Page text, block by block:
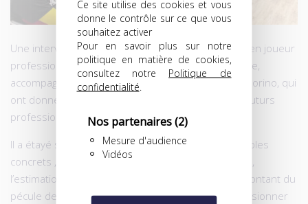
Ce site utilise des cookies et vous
donne le contrôle sur ce que vous
souhaitez activer
Pour en savoir plus sur notre
politique en matière de cookies,
consultez notre Politique de
confidentialité
Nos partenaires(2)
Mesure d'audience
Vidéos
Une intervention réalisée par Olivier Bogaczyk, ancien joueur
professionnel et conseiller en gestion de patrimoine,
accompagné par notre délégué régional Franck Signorino, qui
ont donné de nombreux conseils pratiques à ces futurs
professionnels durant l’heure de cet atelier.
Il a étayé ses explications avec de nombreux exemples
concrets , comme le décryptage d’une fiche de paie,
l’estimation d’un impôt sur le revenu, le calcul du montant du
pécule de fin de carrière ou encore comment provisionner